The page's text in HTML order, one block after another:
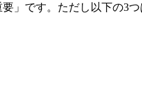
です。ただし以下の3